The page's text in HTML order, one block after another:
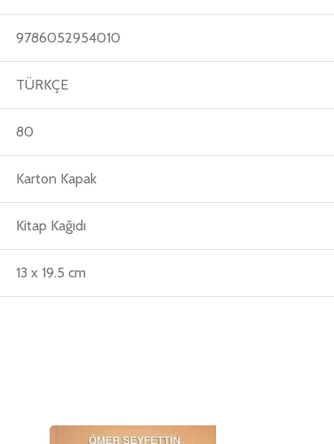
9786052954010
TÜRKÇE
80
Karton Kapak
Kitap Kağıdı
13 x 19.5 cm